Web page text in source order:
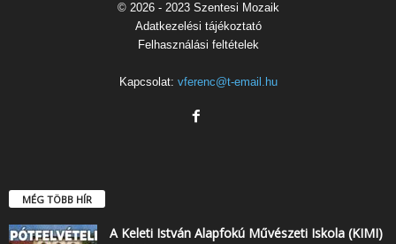
© 2026 - 2023 Szentesi Mozaik
Adatkezelési tájékoztató
Felhasználási feltételek
Kapcsolat: vferenc@t-email.hu
MÉG TÖBB HÍR
A Keleti István Alapfokú Művészeti Iskola (KIMI)